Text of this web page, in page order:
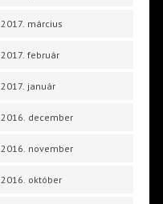
2017. március
2017. február
2017. január
2016. december
2016. november
2016. október